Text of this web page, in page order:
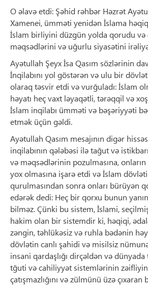
O əlavə etdi: Şəhid rəhbər Həzrət
Xamenei, ümməti yenidən İslama
İslam birliyini düzgün yolda qorudu
məqsədlərini və uğurlu siyasətini
Ayətullah Şeyx İsa Qasım sözlərinin
İnqilabını yol göstərən və ulu bir
olaraq təsvir etdi və vurğuladı: İslam
həyatı heç vaxt ləyaqətli, tərəqqil və
İslam inqilabı ümməti və bəşəriyyəti
etmək üçün gəldi.
Ayətullah Qasım mesajının digər
inqilabının qələbəsi ilə tağut və
və məqsədlərinin pozulmasına,
yox olmasına işarə etdi və İslam
qurulmasından sonra onları bürüyən
edərək dedi: Heç bir qorxu bunun
bilməz. Çünki bu sistem, İslami,
hakim olan bir sistemdir ki, həqiqi,
zəngin, təhlükəsiz və ruhla bədənin
dövlətin canlı şahidi və misilsiz
insani qardaşlığı dirçəldən və
tğuti və cahiliyyət sistemlərinin
çatışmazlığını və zülmünü üzə